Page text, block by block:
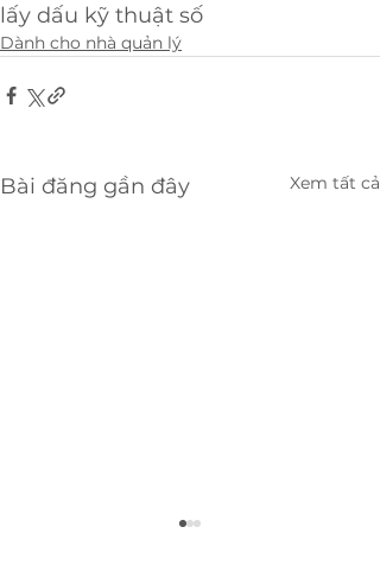
lấy dấu kỹ thuật số
Dành cho nhà quản lý
Bài đăng gần đây Xem tất cả